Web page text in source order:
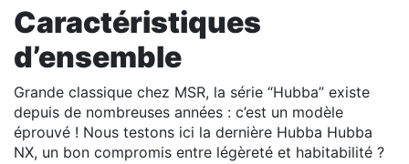
Caractéristiques
d’ensemble
Grande classique chez MSR, la série “Hubba” existe
depuis de nombreuses années : c’est un modèle
éprouvé ! Nous testons ici la dernière Hubba Hubba
NX, un bon compromis entre légèreté et habitabilité ?